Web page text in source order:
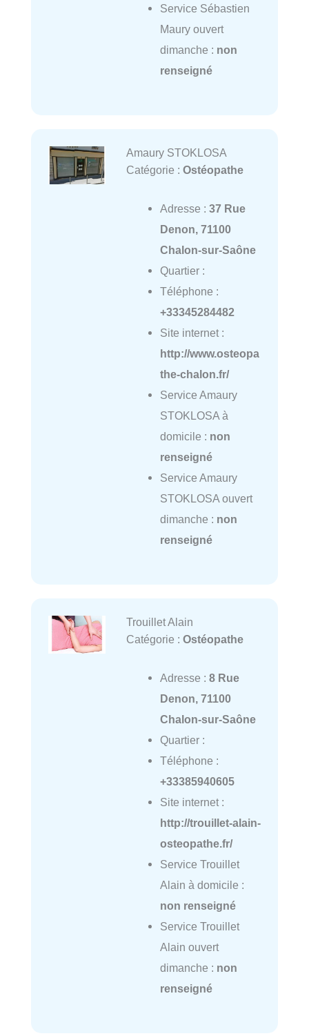
Service Sébastien
Maury ouvert
dimanche : non
renseigné
Amaury STOKLOSA
Catégorie : Ostéopathe
Adresse : 37 Rue
Denon, 71100
Chalon-sur-Saône
Quartier :
Téléphone :
+33345284482
Site internet :
http://www.osteopa
the-chalon.fr/
Service Amaury
STOKLOSA à
domicile : non
renseigné
Service Amaury
STOKLOSA ouvert
dimanche : non
renseigné
Trouillet Alain
Catégorie : Ostéopathe
Adresse : 8 Rue
Denon, 71100
Chalon-sur-Saône
Quartier :
Téléphone :
+33385940605
Site internet :
http://trouillet-alain-
osteopathe.fr/
Service Trouillet
Alain à domicile :
non renseigné
Service Trouillet
Alain ouvert
dimanche : non
renseigné